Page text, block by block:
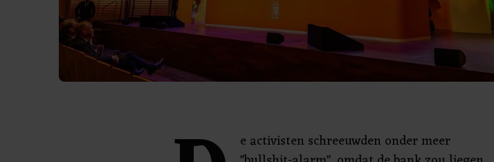
e activisten schreeuwden onder meer